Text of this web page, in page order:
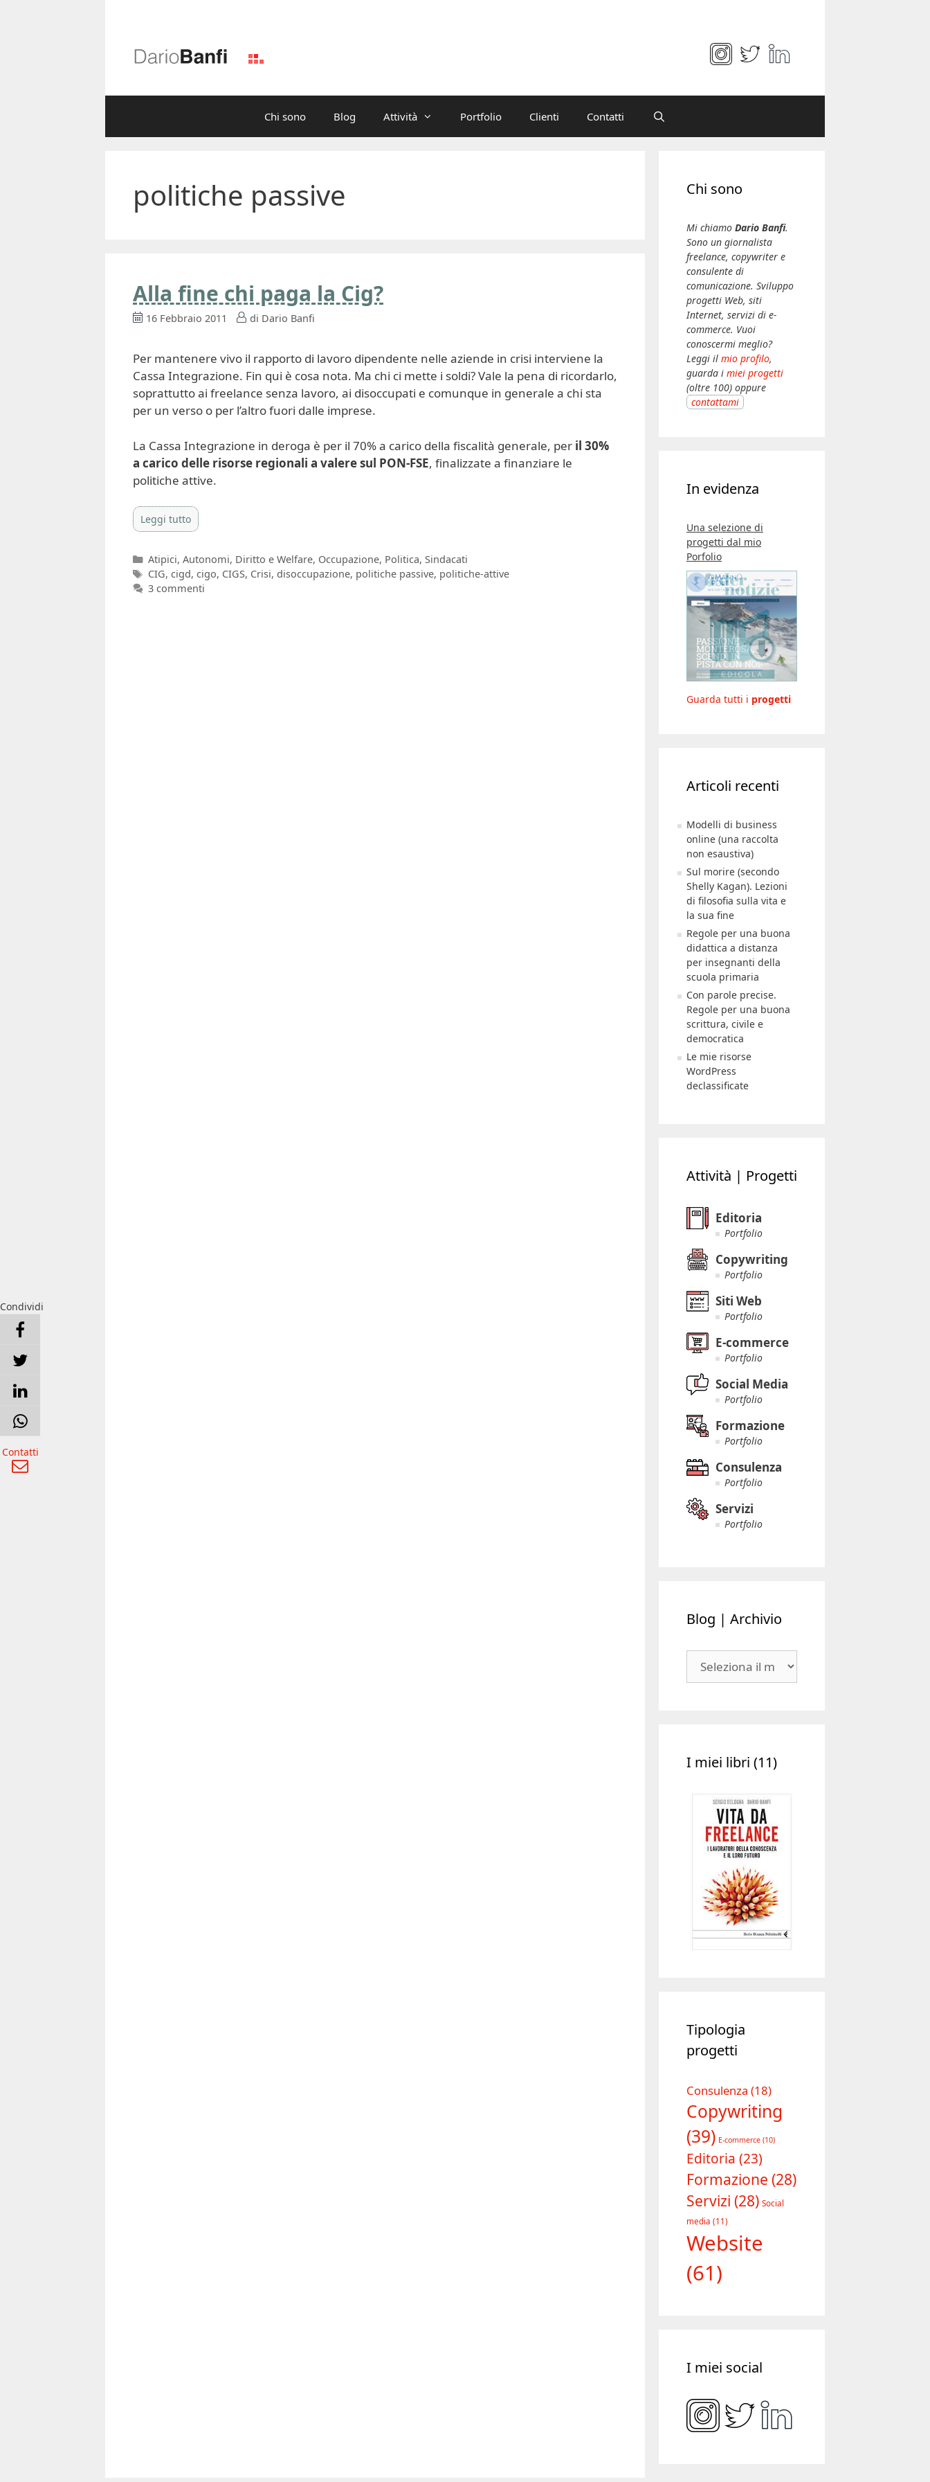
Chi sono Blog Attività Portfolio Clienti Contatti
politiche passive
Alla fine chi paga la Cig?
16 Febbraio 2011 di Dario Banfi
Per mantenere vivo il rapporto di lavoro dipendente nelle aziende in crisi interviene la
Cassa Integrazione. Fin qui è cosa nota. Ma chi ci mette i soldi? Vale la pena di ricordarlo,
soprattutto ai freelance senza lavoro, ai disoccupati e comunque in generale a chi sta
per un verso o per l’altro fuori dalle imprese.
La Cassa Integrazione in deroga è per il 70% a carico della fiscalità generale, per il 30%
a carico delle risorse regionali a valere sul PON-FSE, finalizzate a finanziare le
politiche attive.
Leggi tutto
Categorie
Atipici, Autonomi, Diritto e Welfare, Occupazione, Politica, Sindacati
Tag
CIG, cigd, cigo, CIGS, Crisi, disoccupazione, politiche passive, politiche-attive
3 commenti
Chi sono
Mi chiamo Dario Banfi.
Sono un giornalista
freelance, copywriter e
consulente di
comunicazione. Sviluppo
progetti Web, siti
Internet, servizi di e-
commerce. Vuoi
conoscermi meglio?
Leggi il mio profilo,
guarda i miei progetti
(oltre 100) oppure
contattami
In evidenza
Una selezione di
progetti dal mio
Porfolio
Guarda tutti i progetti
Articoli recenti
Modelli di business
online (una raccolta
non esaustiva)
Sul morire (secondo
Shelly Kagan). Lezioni
di filosofia sulla vita e
la sua fine
Regole per una buona
didattica a distanza
per insegnanti della
scuola primaria
Con parole precise.
Regole per una buona
scrittura, civile e
democratica
Le mie risorse
WordPress
declassificate
Attività | Progetti
Editoria
Portfolio
Copywriting
Portfolio
Siti Web
Portfolio
E-commerce
Portfolio
Social Media
Portfolio
Formazione
Portfolio
Consulenza
Portfolio
Servizi
Portfolio
Blog | Archivio
I miei libri (11)
Tipologia
progetti
Consulenza (18)
Copywriting
(39) E-commerce (10)
Editoria (23)
Formazione (28)
Servizi (28) Social
media (11)
Website
(61)
I miei social
Condividi
Contatti